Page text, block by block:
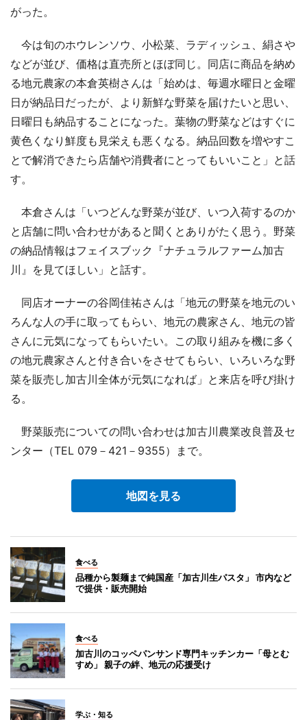
がった。
今は旬のホウレンソウ、小松菜、ラディッシュ、絹さや
などが並び、価格は直売所とほぼ同じ。同店に商品を納め
る地元農家の本倉英樹さんは「始めは、毎週水曜日と金曜
日が納品日だったが、より新鮮な野菜を届けたいと思い、
日曜日も納品することになった。葉物の野菜などはすぐに
黄色くなり鮮度も見栄えも悪くなる。納品回数を増やすこ
とで解消できたら店舗や消費者にとってもいいこと」と話
す。
本倉さんは「いつどんな野菜が並び、いつ入荷するのか
と店舗に問い合わせがあると聞くとありがたく思う。野菜
の納品情報はフェイスブック『ナチュラルファーム加古
川』を見てほしい」と話す。
同店オーナーの谷岡佳祐さんは「地元の野菜を地元のい
ろんな人の手に取ってもらい、地元の農家さん、地元の皆
さんに元気になってもらいたい。この取り組みを機に多く
の地元農家さんと付き合いをさせてもらい、いろいろな野
菜を販売し加古川全体が元気になれば」と来店を呼び掛け
る。
野菜販売についての問い合わせは加古川農業改良普及セ
ンター（TEL 079－421－9355）まで。
地図を見る
食べる
品種から製麺まで純国産「加古川生パスタ」 市内など
で提供・販売開始
食べる
加古川のコッペパンサンド専門キッチンカー「母とむ
すめ」 親子の絆、地元の応援受け
学ぶ・知る